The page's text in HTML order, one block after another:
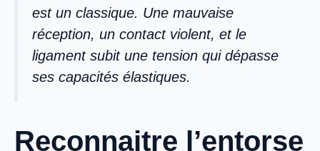
est un classique. Une mauvaise
réception, un contact violent, et le
ligament subit une tension qui dépasse
ses capacités élastiques.
Reconnaitre l’entorse